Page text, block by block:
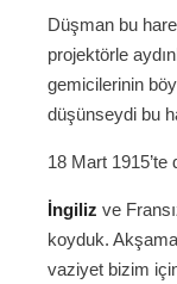
Düşman bu
projektörle
gemicilerinin
düşünseydi bu
18 Mart 1915’te
İngiliz ve
koyduk.
vaziyet bizim